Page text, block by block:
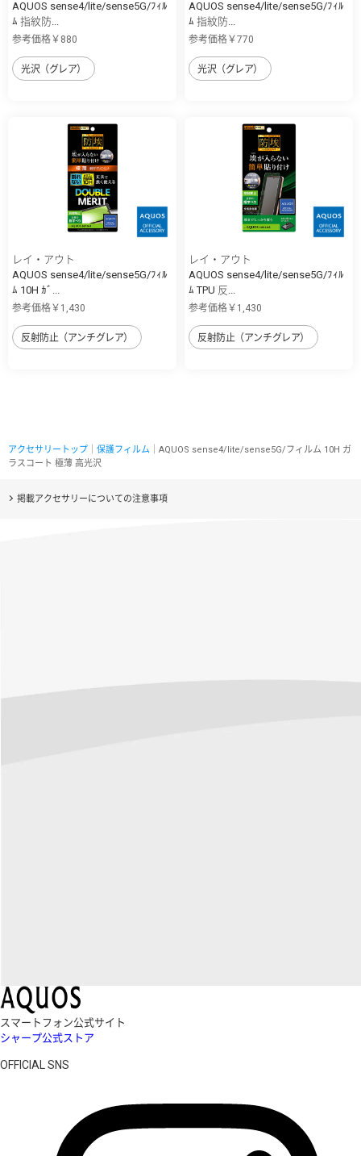
AQUOS sense4/lite/sense5G/ﾌｨﾙ
ﾑ 指紋防...
参考価格￥880
光沢（グレア）
AQUOS sense4/lite/sense5G/ﾌｨﾙ
ﾑ 指紋防...
参考価格￥770
光沢（グレア）
レイ・アウト
AQUOS sense4/lite/sense5G/ﾌｨﾙ
ﾑ 10H ｶﾞ...
参考価格￥1,430
反射防止（アンチグレア）
レイ・アウト
AQUOS sense4/lite/sense5G/ﾌｨﾙ
ﾑ TPU 反...
参考価格￥1,430
反射防止（アンチグレア）
アクセサリートップ 保護フィルム ｜AQUOS sense4/lite/sense5G/フィルム 10H ガ
ラスコート 極薄 高光沢
掲載アクセサリーについての注意事項
スマートフォン公式サイト
シャープ公式ストア
OFFICIAL SNS